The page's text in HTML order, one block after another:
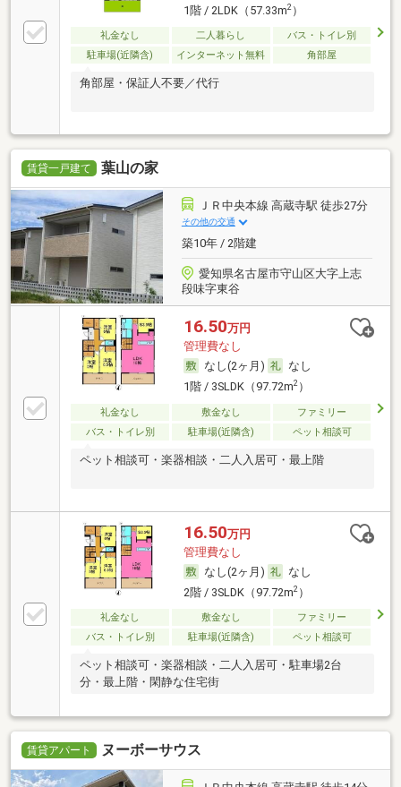
1階 / 2LDK（57.33m2）
礼金なし 二人暮らし
バス・トイレ別
駐車場(近隣含)
インターネット無料 角部屋
角部屋・保証人不要／代行
賃貸一戸建て 葉山の家
ＪＲ中央本線 高蔵寺駅 徒歩27分
その他の交通
築10年 / 2階建
愛知県名古屋市守山区大字上志
段味字東谷
16.50万円
管理費なし
なし(2ヶ月)
なし
1階 / 3SLDK（97.72m2）
礼金なし 敷金なし
ファミリー
バス・トイレ別
駐車場(近隣含) ペット相談可
ペット相談可・楽器相談・二人入居可・最上階
16.50万円
管理費なし
なし(2ヶ月)
なし
2階 / 3SLDK（97.72m2）
礼金なし 敷金なし
ファミリー
バス・トイレ別
駐車場(近隣含) ペット相談可
ペット相談可・楽器相談・二人入居可・駐車場2台
分・最上階・閑静な住宅街
賃貸アパート ヌーボーサウス